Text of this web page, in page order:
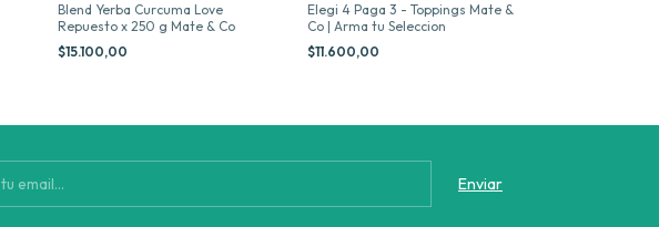
Blend Yerba Curcuma Love
Repuesto x 250 g Mate & Co
$15.100,00
Elegi 4 Paga 3 - Toppings Mate &
Co | Arma tu Seleccion
$11.600,00